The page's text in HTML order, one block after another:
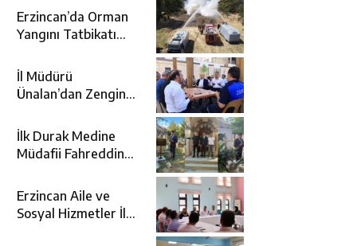
Eğitim Meslek Okulu
Protokolü İmzalandı
Erzincan’da Orman
Yangını Tatbikatı
İl Müdürü
Ünalan’dan Zengin
Ziyareti
İlk Durak Medine
Müdafii Fahreddin
Kabri
Erzincan Aile ve
Sosyal Hizmetler İl